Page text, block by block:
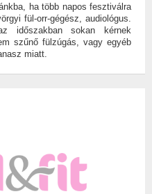
ha több napos fesztiválra
fül-orr-gégész, audiológus.
időszakban sokan kérnek
szűnő fülzúgás, vagy egyéb
miatt.